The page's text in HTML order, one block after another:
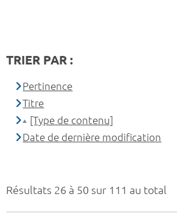
Résultats 26 à 50 sur 111 au total
TRIER PAR :
Pertinence
Titre
[Type de contenu]
Date de dernière modification